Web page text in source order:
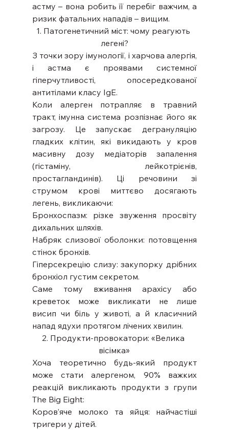
астму – вона робить її перебіг важчим, а
ризик фатальних нападів – вищим.
1. Патогенетичний міст: чому реагують
легені?
З точки зору імунології, і харчова алергія,
і астма є проявами системної
гіперчутливості, опосередкованої
антитілами класу IgE.
Коли алерген потрапляє в травний
тракт, імунна система розпізнає його як
загрозу. Це запускає дегрануляцію
гладких клітин, які викидають у кров
масивну дозу медіаторів запалення
(гістаміну, лейкотрієнів,
простагландинів). Ці речовини зі
струмом крові миттєво досягають
легень, викликаючи:
Бронхоспазм: різке звуження просвіту
дихальних шляхів.
Набряк слизової оболонки: потовщення
стінок бронхів.
Гіперсекрецію слизу: закупорку дрібних
бронхіол густим секретом.
Саме тому вживання арахісу або
креветок може викликати не лише
висип чи біль у животі, а й класичний
напад ядухи протягом лічених хвилин.
2. Продукти-провокатори: «Велика
вісімка»
Хоча теоретично будь-який продукт
може стати алергеном, 90% важких
реакцій викликають продукти з групи
The Big Eight:
Коров’яче молоко та яйця: найчастіші
тригери у дітей.